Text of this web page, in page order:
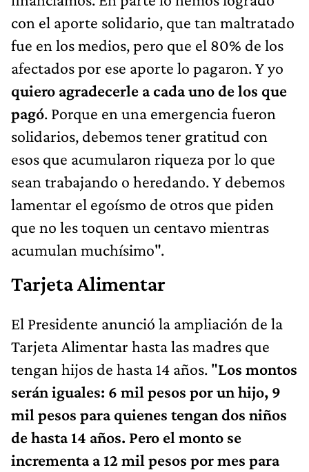
con el aporte solidario, que tan maltratado
fue en los medios, pero que el 80% de los
afectados por ese aporte lo pagaron. Y yo
quiero agradecerle a cada uno de los que
pagó. Porque en una emergencia fueron
solidarios, debemos tener gratitud con
esos que acumularon riqueza por lo que
sean trabajando o heredando. Y debemos
lamentar el egoísmo de otros que piden
que no les toquen un centavo mientras
acumulan muchísimo".
Tarjeta Alimentar
El Presidente anunció la ampliación de la
Tarjeta Alimentar hasta las madres que
tengan hijos de hasta 14 años. "Los montos
serán iguales: 6 mil pesos por un hijo, 9
mil pesos para quienes tengan dos niños
de hasta 14 años. Pero el monto se
incrementa a 12 mil pesos por mes para